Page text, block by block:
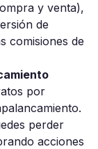
y venta),
de
comisiones de
por
perder
acciones